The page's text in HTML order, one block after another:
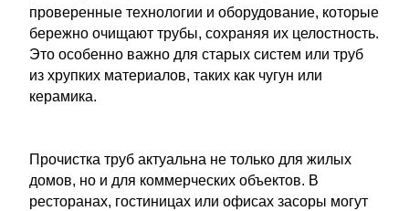
проверенные технологии и оборудование, которые
бережно очищают трубы, сохраняя их целостность.
Это особенно важно для старых систем или труб
из хрупких материалов, таких как чугун или
керамика.
Прочистка труб актуальна не только для жилых
домов, но и для коммерческих объектов. В
ресторанах, гостиницах или офисах засоры могут